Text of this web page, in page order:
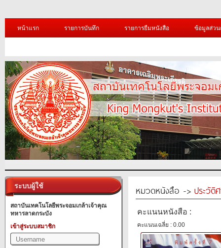
หน้าแรก รายการบันทึก รายการยืมหนังสือ ข้อมูลส่ว
ระบบผู้ใช้
สถาบันเทคโนโลยีพระจอมเกล้าเจ้าคุณ
ทหารลาดกระบัง
เข้าสู่ระบบสมาชิก
หมวดหนังสือ -> ประวัติ
คะแนนหนังสือ :
คะแนนเฉลี่ย : 0.00